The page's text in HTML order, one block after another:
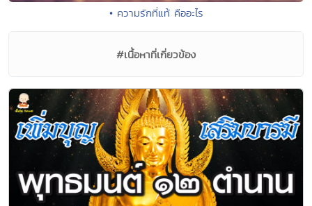
• ความรักที่แท้ คืออะไร
#เนื้อหาที่เกี่ยวข้อง